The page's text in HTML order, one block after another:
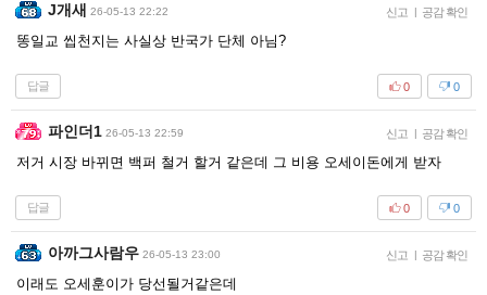
J개새 26-05-13 22:22 신고 | 공감 확인
똥일교 씹천지는 사실상 반국가 단체 아님?
답글 0
0
파인더1 26-05-13 22:59 신고 | 공감 확인
저거 시장 바뀌면 백퍼 철거 할거 같은데 그 비용 오세이돈에게 받자
답글 0
0
아까그사람우 26-05-13 23:00 신고 | 공감 확인
이래도 오세훈이가 당선될거같은데